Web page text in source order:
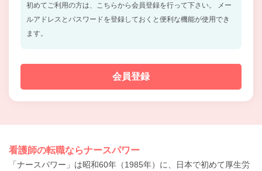
初めてご利用の方は、こちらから会員登録を行って下さい。
メー
ルアドレスとパスワードを登録しておくと便利な機能が使用でき
ます。
会員登録
看護師の転職ならナースパワー
「ナースパワー」は昭和60年（1985年）に、日本で初めて厚生労